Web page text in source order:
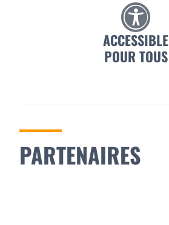
ACCESSIBLE
POUR TOUS
PARTENAIRES